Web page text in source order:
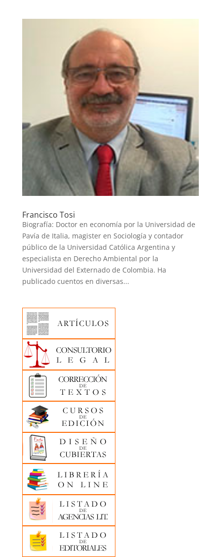
Francisco Tosi
Biografía: Doctor en economía por la Universidad de
Pavía de Italia, magister en Sociología y contador
público de la Universidad Católica Argentina y
especialista en Derecho Ambiental por la
Universidad del Externado de Colombia. Ha
publicado cuentos en diversas...